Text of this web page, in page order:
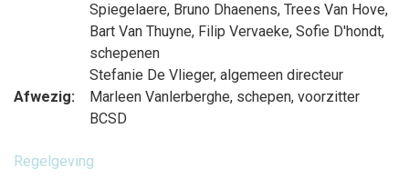
Spiegelaere, Bruno Dhaenens, Trees Van Hove,
Bart Van Thuyne, Filip Vervaeke, Sofie D'hondt,
schepenen
Stefanie De Vlieger, algemeen directeur
Afwezig:
Marleen Vanlerberghe, schepen, voorzitter
BCSD
Regelgeving